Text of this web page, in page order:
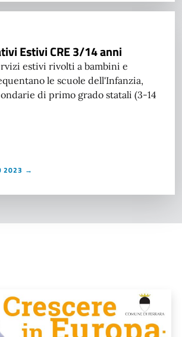
Estivi CRE 3/14 anni
estivi rivolti a bambini e
le scuole dell'Infanzia,
di primo grado statali (3-14
2023 →